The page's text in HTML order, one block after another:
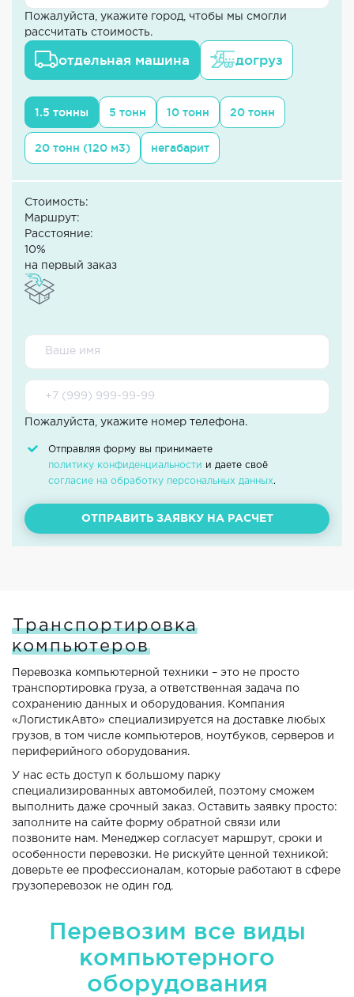
Пожалуйста, укажите город, чтобы мы смогли
рассчитать стоимость.
отдельная машина догруз
1.5 тонны 5 тонн 10 тонн 20 тонн
20 тонн (120 м3) негабарит
Стоимость:
Маршрут:
Расстояние:
10%
на первый заказ
Пожалуйста, укажите номер телефона.
Отправляя форму вы принимаете
политику конфиденциальности и даете своё
согласие на обработку персональных данных.
ОТПРАВИТЬ ЗАЯВКУ НА РАСЧЕТ
Транспортировка
компьютеров
Перевозка компьютерной техники – это не просто
транспортировка груза, а ответственная задача по
сохранению данных и оборудования. Компания
«ЛогистикАвто» специализируется на доставке любых
грузов, в том числе компьютеров, ноутбуков, серверов и
периферийного оборудования.
У нас есть доступ к большому парку
специализированных автомобилей, поэтому сможем
выполнить даже срочный заказ. Оставить заявку просто:
заполните на сайте форму обратной связи или
позвоните нам. Менеджер согласует маршрут, сроки и
особенности перевозки. Не рискуйте ценной техникой:
доверьте ее профессионалам, которые работают в сфере
грузоперевозок не один год.
Перевозим все виды
компьютерного
оборудования